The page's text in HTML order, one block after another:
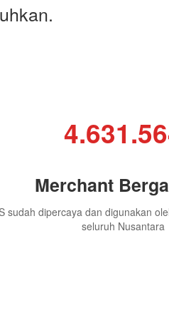
Merchant
sudah dipercaya dan digunakan
seluruh Nusantara